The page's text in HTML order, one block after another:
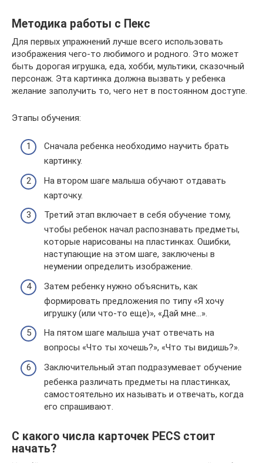
Методика работы с Пекс
Для первых упражнений лучше всего использовать
изображения чего-то любимого и родного. Это может
быть дорогая игрушка, еда, хобби, мультики, сказочный
персонаж. Эта картинка должна вызвать у ребенка
желание заполучить то, чего нет в постоянном доступе.
Этапы обучения:
Сначала ребенка необходимо научить брать
картинку.
На втором шаге малыша обучают отдавать
карточку.
Третий этап включает в себя обучение тому,
чтобы ребенок начал распознавать предметы,
которые нарисованы на пластинках. Ошибки,
наступающие на этом шаге, заключены в
неумении определить изображение.
Затем ребенку нужно объяснить, как
формировать предложения по типу «Я хочу
игрушку (или что-то еще)», «Дай мне…».
На пятом шаге малыша учат отвечать на
вопросы «Что ты хочешь?», «Что ты видишь?».
Заключительный этап подразумевает обучение
ребенка различать предметы на пластинках,
самостоятельно их называть и отвечать, когда
его спрашивают.
С какого числа карточек PECS стоит
начать?